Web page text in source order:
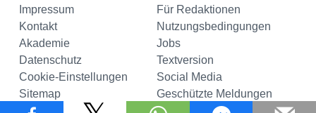
Impressum
Für Redaktionen
Kontakt
Nutzungsbedingungen
Akademie
Jobs
Datenschutz
Textversion
Cookie-Einstellungen
Social Media
Sitemap
Geschützte Meldungen